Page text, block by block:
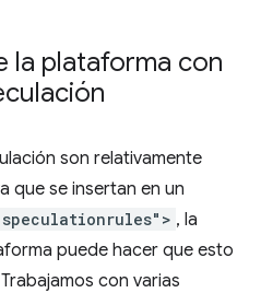
la plataforma con
son relativamente
que se insertan en un
, la
puede hacer que esto
con varias